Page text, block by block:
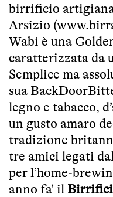
birrificio
Arsizio (
Wabi è una
caratterizzata da
Semplice ma
sua
legno e tabacco,
un gusto amaro
tradizione
tre amici legati
per l’home-
anno fa’ il